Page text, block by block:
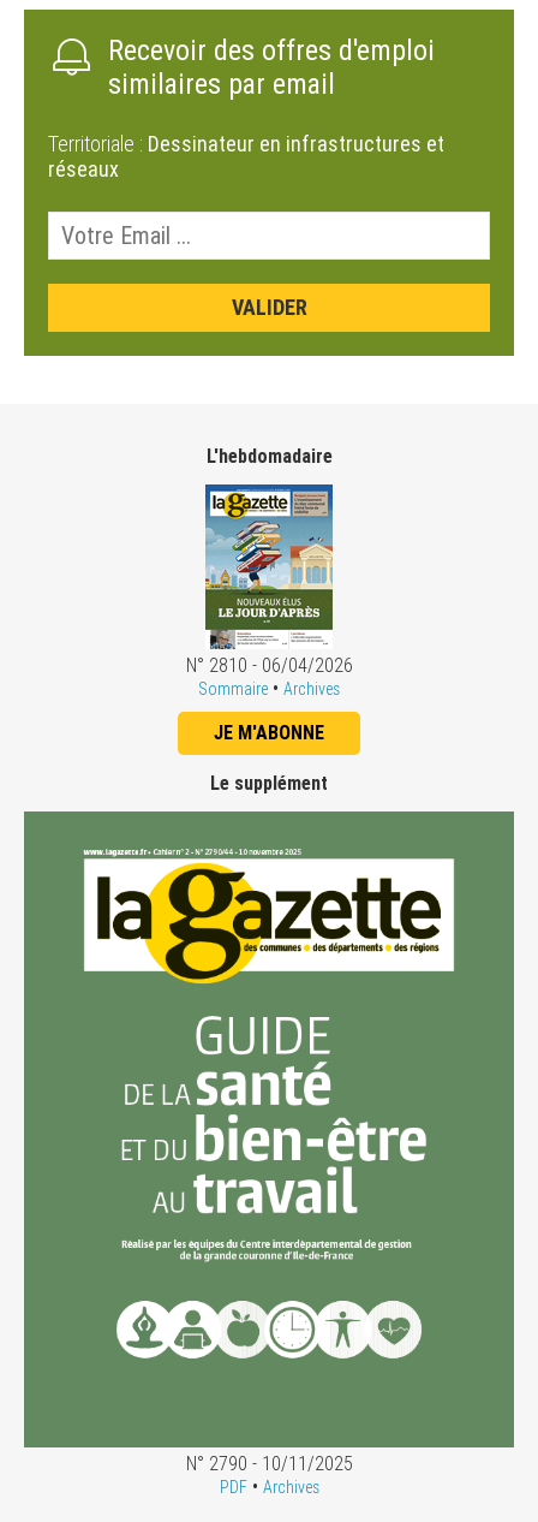
Recevoir des offres d'emploi
similaires par email
Territoriale : Dessinateur en infrastructures et
réseaux
L'hebdomadaire
N° 2810 - 06/04/2026
Sommaire • Archives
JE M'ABONNE
Le supplément
N° 2790 - 10/11/2025
PDF• Archives